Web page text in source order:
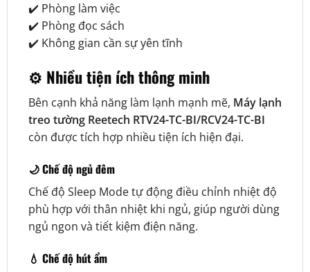
✔️ Phòng làm việc
✔️ Phòng đọc sách
✔️ Không gian cần sự yên tĩnh
⚙️ Nhiều tiện ích thông minh
Bên cạnh khả năng làm lạnh mạnh mẽ, Máy lạnh
treo tường Reetech RTV24-TC-BI/RCV24-TC-BI
còn được tích hợp nhiều tiện ích hiện đại.
🌙 Chế độ ngủ đêm
Chế độ Sleep Mode tự động điều chỉnh nhiệt độ
phù hợp với thân nhiệt khi ngủ, giúp người dùng
ngủ ngon và tiết kiệm điện năng.
💧 Chế độ hút ẩm